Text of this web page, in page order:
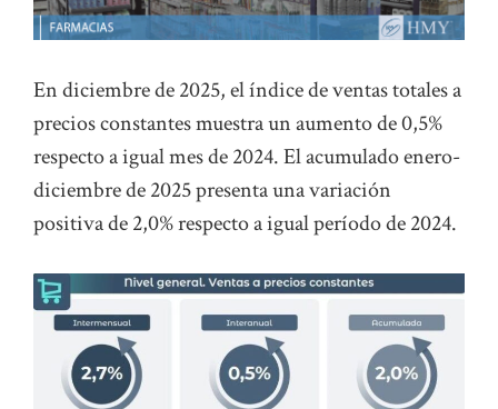
En diciembre de 2025, el índice de ventas totales a
precios constantes muestra un aumento de 0,5%
respecto a igual mes de 2024. El acumulado enero-
diciembre de 2025 presenta una variación
positiva de 2,0% respecto a igual período de 2024.